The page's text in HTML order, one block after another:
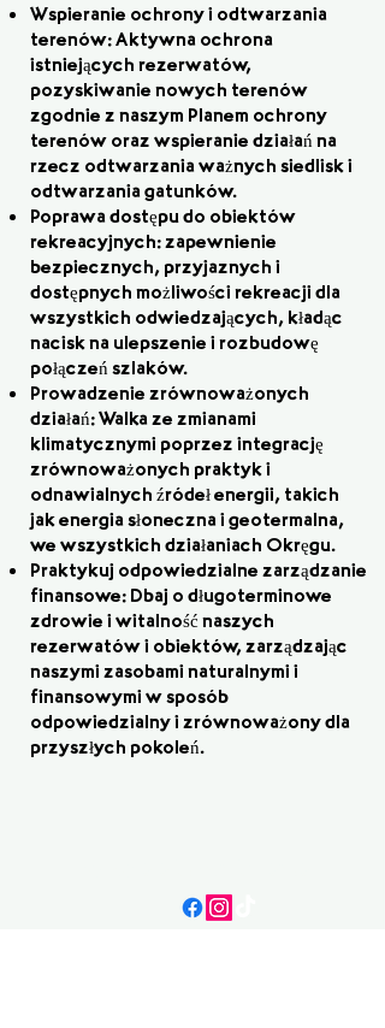
Wspieranie ochrony i odtwarzania
terenów: Aktywna ochrona
istniejących rezerwatów,
pozyskiwanie nowych terenów
zgodnie z naszym Planem ochrony
terenów oraz wspieranie działań na
rzecz odtwarzania ważnych siedlisk i
odtwarzania gatunków.
Poprawa dostępu do obiektów
rekreacyjnych: zapewnienie
bezpiecznych, przyjaznych i
dostępnych możliwości rekreacji dla
wszystkich odwiedzających, kładąc
nacisk na ulepszenie i rozbudowę
połączeń szlaków.
Prowadzenie zrównoważonych
działań: Walka ze zmianami
klimatycznymi poprzez integrację
zrównoważonych praktyk i
odnawialnych źródeł energii, takich
jak energia słoneczna i geotermalna,
we wszystkich działaniach Okręgu.
Praktykuj odpowiedzialne zarządzanie
finansowe: Dbaj o długoterminowe
zdrowie i witalność naszych
rezerwatów i obiektów, zarządzając
naszymi zasobami naturalnymi i
finansowymi w sposób
odpowiedzialny i zrównoważony dla
przyszłych pokoleń.